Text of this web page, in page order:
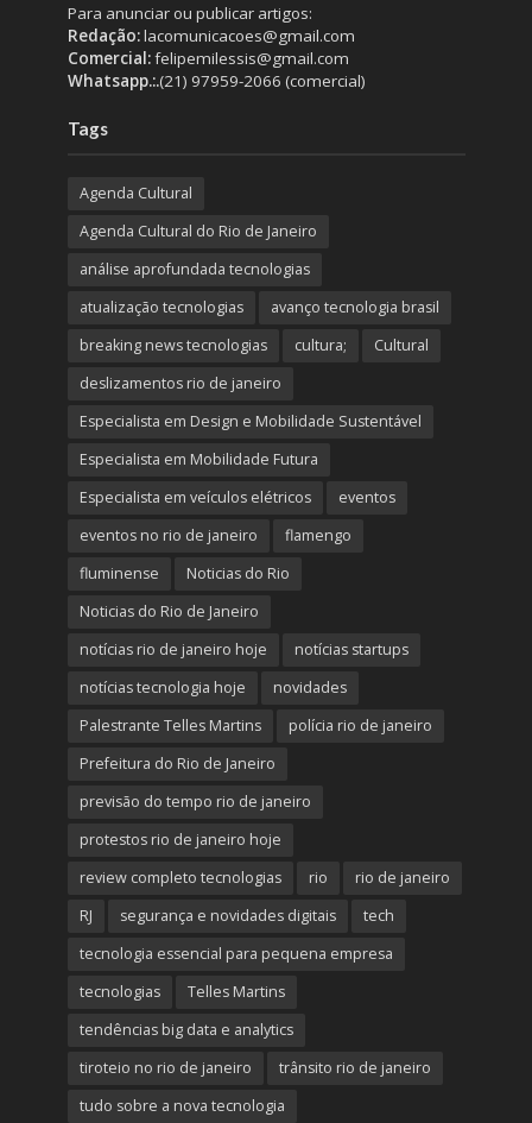
Para anunciar ou publicar artigos:
Redação:lacomunicacoes@gmail.com
Comercial:felipemilessis@gmail.com
Whatsapp.:.(21) 97959-2066 (comercial)
Tags
Agenda Cultural
Agenda Cultural do Rio de Janeiro
análise aprofundada tecnologias
atualização tecnologias
avanço tecnologia brasil
breaking news tecnologias
cultura;
Cultural
deslizamentos rio de janeiro
Especialista em Design e Mobilidade Sustentável
Especialista em Mobilidade Futura
Especialista em veículos elétricos
eventos
eventos no rio de janeiro
flamengo
fluminense
Noticias do Rio
Noticias do Rio de Janeiro
notícias rio de janeiro hoje
notícias startups
notícias tecnologia hoje
novidades
Palestrante Telles Martins
polícia rio de janeiro
Prefeitura do Rio de Janeiro
previsão do tempo rio de janeiro
protestos rio de janeiro hoje
review completo tecnologias
rio
rio de janeiro
RJ
segurança e novidades digitais
tech
tecnologia essencial para pequena empresa
tecnologias
Telles Martins
tendências big data e analytics
tiroteio no rio de janeiro
trânsito rio de janeiro
tudo sobre a nova tecnologia